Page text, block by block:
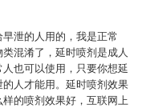
泄的人用的，我是正常
混淆了， 延时喷剂是成人
也可以使用，只要你想延
人才能用。延时喷剂效果
的喷剂效果好，互联网上